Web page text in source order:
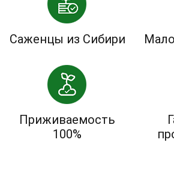
Саженцы из Сибири
Приживаемость
100%